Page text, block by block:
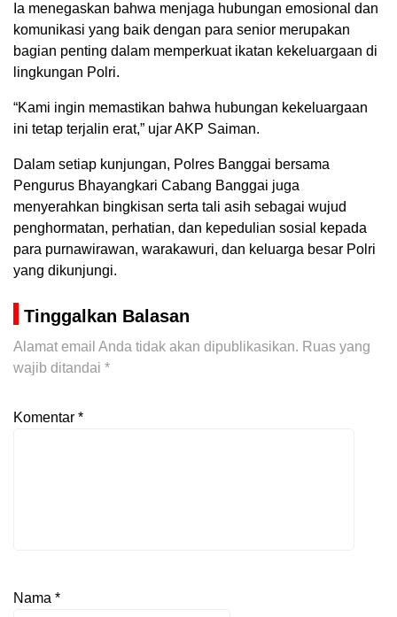
Ia menegaskan bahwa menjaga hubungan emosional dan
komunikasi yang baik dengan para senior merupakan
bagian penting dalam memperkuat ikatan kekeluargaan di
lingkungan Polri.
“Kami ingin memastikan bahwa hubungan kekeluargaan
ini tetap terjalin erat,” ujar AKP Saiman.
Dalam setiap kunjungan, Polres Banggai bersama
Pengurus Bhayangkari Cabang Banggai juga
menyerahkan bingkisan serta tali asih sebagai wujud
penghormatan, perhatian, dan kepedulian sosial kepada
para purnawirawan, warakawuri, dan keluarga besar Polri
yang dikunjungi.
Tinggalkan Balasan
Alamat email Anda tidak akan dipublikasikan. Ruas yang
wajib ditandai *
Komentar *
Nama *